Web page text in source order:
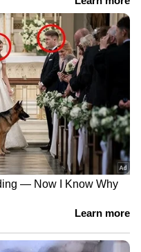
ഗ്രാമത്തിൽ
നടിയാകുക എന്ന
എന്നെ